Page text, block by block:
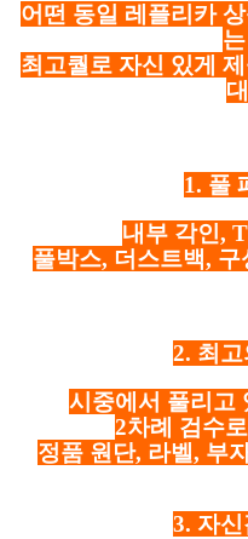
어떤 동일 레플리카
최고퀄로 자신 있게
1. 풀
내부 각인,
풀박스, 더스트백,
2. 최
시중에서 풀리고
2차례 검수
정품 원단, 라벨, 부
3. 자